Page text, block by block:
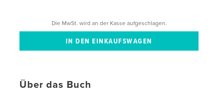
Die MwSt. wird an der Kasse aufgeschlagen.
Über das Buch